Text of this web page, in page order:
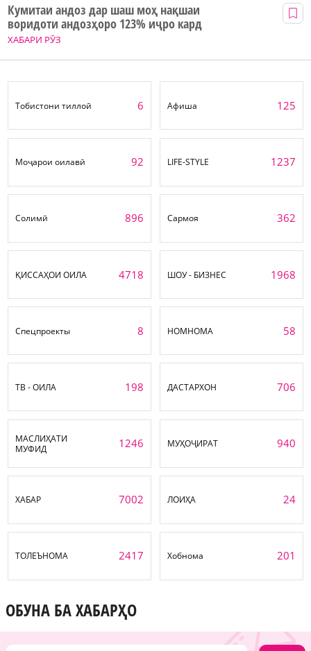
ХАБАРИ РӮЗ
Кумитаи андоз дар шаш моҳ нақшаи
воридоти андозҳоро 123% иҷро кард
Тобистони тиллоӣ 6 Афиша 125
Моҷарои оилавӣ 92 LIFE-STYLE 1237
Солимӣ 896 Сармоя 362
ҚИССАҲОИ ОИЛА 4718 ШОУ - БИЗНЕС 1968
Спецпроекты 8 НОМНОМА 58
ТВ - ОИЛА 198 ДАСТАРХОН 706
МАСЛИҲАТИ
МУФИД
1246 МУҲОҶИРАТ 940
ХАБАР 7002 ЛОИҲА 24
ТОЛЕЪНОМА 2417 Хобнома 201
ОБУНА БА ХАБАРҲО